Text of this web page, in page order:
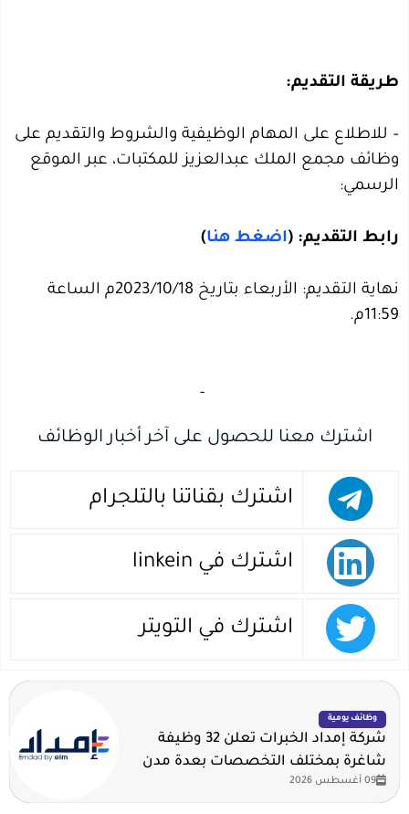
طريقة التقديم:
– للاطلاع على المهام الوظيفية والشروط والتقديم على
وظائف مجمع الملك عبدالعزيز للمكتبات، عبر الموقع
الرسمي:
رابط التقديم: (اضغط هنا)
نهاية التقديم: الأربعاء بتاريخ 2023/10/18م الساعة
11:59م.
-‏
اشترك معنا للحصول على آخر أخبار الوظائف
اشترك بقناتنا بالتلجرام
اشترك في linkein
اشترك في التويتر
وظائف يومية
شركة إمداد الخبرات تعلن 32 وظيفة
شاغرة بمختلف التخصصات بعدة مدن
09 أغسطس 2026